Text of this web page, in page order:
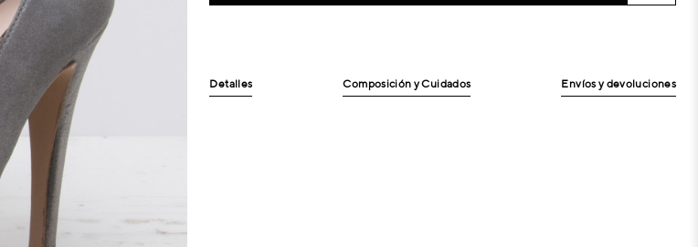
Detalles Composición y Cuidados Envíos y devoluciones